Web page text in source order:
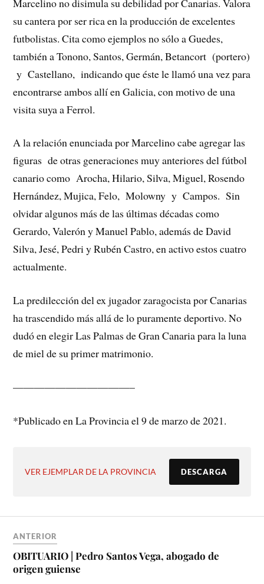
su cantera por ser rica en la producción de excelentes
futbolistas. Cita como ejemplos no sólo a Guedes,
también a Tonono, Santos, Germán, Betancort (portero)
y Castellano, indicando que éste le llamó una vez para
encontrarse ambos allí en Galicia, con motivo de una
visita suya a Ferrol.
A la relación enunciada por Marcelino cabe agregar las
figuras de otras generaciones muy anteriores del fútbol
canario como Arocha, Hilario, Silva, Miguel, Rosendo
Hernández, Mujica, Felo, Molowny y Campos. Sin
olvidar algunos más de las últimas décadas como
Gerardo, Valerón y Manuel Pablo, además de David
Silva, Jesé, Pedri y Rubén Castro, en activo estos cuatro
actualmente.
La predilección del ex jugador zaragocista por Canarias
ha trascendido más allá de lo puramente deportivo. No
dudó en elegir Las Palmas de Gran Canaria para la luna
de miel de su primer matrimonio.
———————————–
*Publicado en La Provincia el 9 de marzo de 2021.
VER EJEMPLAR DE LA PROVINCIA DESCARGA
ANTERIOR
OBITUARIO | Pedro Santos Vega, abogado de
origen guiense